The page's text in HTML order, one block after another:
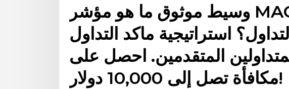
وسيط موثوق ما هو مؤشر MACD وكيف يمكن
استراتيجية ماكد التداول
المتقدمين. احصل على
مكافأة تصل إلى 10,000 دولار!